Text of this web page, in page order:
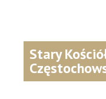
Stary